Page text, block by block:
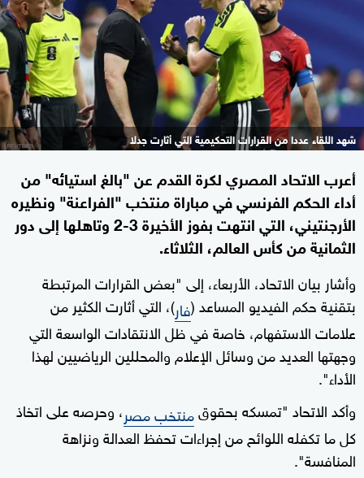
شهد اللقاء عددا من القرارات التحكيمية التي أثارت جدلا
أعرب الاتحاد المصري لكرة القدم عن "بالغ استيائه" من
أداء الحكم الفرنسي في مباراة منتخب "الفراعنة" ونظيره
الأرجنتيني، التي انتهت بفوز الأخيرة 3-2 وتاهلها إلى دور
الثمانية من كأس العالم، الثلاثاء.
وأشار بيان الاتحاد، الأربعاء، إلى "بعض القرارات المرتبطة
بتقنية حكم الفيديو المساعد (فار)، التي أثارت الكثير من
علامات الاستفهام، خاصة في ظل الانتقادات الواسعة التي
وجهتها العديد من وسائل الإعلام والمحللين الرياضيين لهذا
الأداء".
وأكد الاتحاد "تمسكه بحقوقمنتخب مصر، وحرصه على اتخاذ
كل ما تكفله اللوائح من إجراءات تحفظ العدالة ونزاهة
المنافسة".